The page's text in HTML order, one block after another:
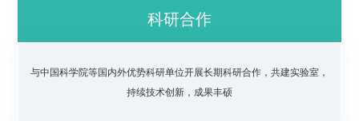
科研合作
与中国科学院等国内外优势科研单位开展长期科研合作，共建实验室，
持续技术创新，成果丰硕